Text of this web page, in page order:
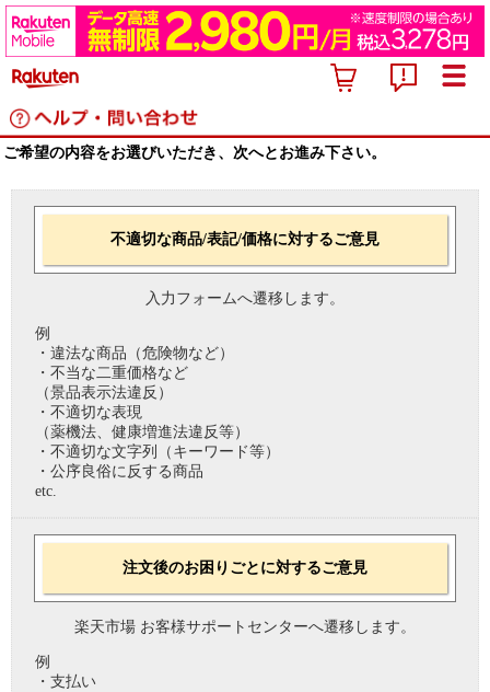
ご希望の内容をお選びいただき、次へとお進み下さい。
不適切な商品/表記/価格に対するご意見
入力フォームへ遷移します。
例
・違法な商品（危険物など）
・不当な二重価格など
（景品表示法違反）
・不適切な表現
（薬機法、健康増進法違反等）
・不適切な文字列（キーワード等）
・公序良俗に反する商品
etc.
注文後のお困りごとに対するご意見
楽天市場 お客様サポートセンターへ遷移します。
例
・支払い